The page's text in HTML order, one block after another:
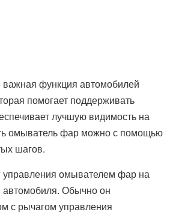
функция автомобилей
помогает поддерживать
лучшую видимость на
омыватель фар можно с помощью
шагов.
управления омывателем фар на
автомобиля. Обычно он
с рычагом управления